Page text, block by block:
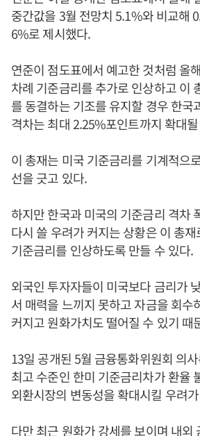
중간값을 3월 전망치 5.1%와 비교해
6%로 제시했다.
연준이 점도표에서 예고한 것처럼 올
차례 기준금리를 추가로 인상하고 이
를 동결하는 기조를 유지할 경우 한국
격차는 최대 2.25%포인트까지 확대
이 총재는 미국 기준금리를 기계적으
선을 긋고 있다.
하지만 한국과 미국의 기준금리 격차
다시 쓸 우려가 커지는 상황은 이 총
기준금리를 인상하도록 만들 수 있다.
외국인 투자자들이 미국보다 금리가
서 매력을 느끼지 못하고 자금을 회수
커지고 원화가치도 떨어질 수 있기 때
13일 공개된 5월 금융통화위원회 의
최고 수준인 한미 기준금리차가 환율
외환시장의 변동성을 확대시킬 우려
다만 최근 원화가 강세를 보이며 내외